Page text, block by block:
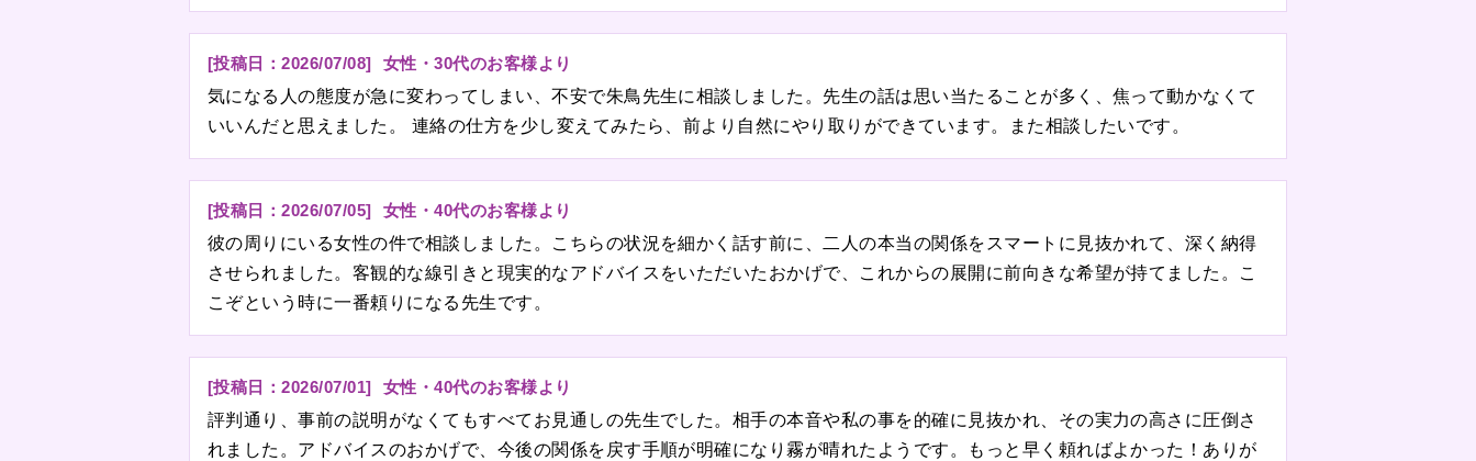
[投稿日：2026/07/08]
女性・30代のお客様より
気になる人の態度が急に変わってしまい、不安で朱鳥先生に相談しました。先生の話は思い当たることが多く、焦って動かなくて
いいんだと思えました。 連絡の仕方を少し変えてみたら、前より自然にやり取りができています。また相談したいです。
[投稿日：2026/07/05]
女性・40代のお客様より
彼の周りにいる女性の件で相談しました。こちらの状況を細かく話す前に、二人の本当の関係をスマートに見抜かれて、深く納得
させられました。客観的な線引きと現実的なアドバイスをいただいたおかげで、これからの展開に前向きな希望が持てました。こ
こぞという時に一番頼りになる先生です。
[投稿日：2026/07/01]
女性・40代のお客様より
評判通り、事前の説明がなくてもすべてお見通しの先生でした。相手の本音や私の事を的確に見抜かれ、その実力の高さに圧倒さ
れました。アドバイスのおかげで、今後の関係を戻す手順が明確になり霧が晴れたようです。もっと早く頼ればよかった！ありが